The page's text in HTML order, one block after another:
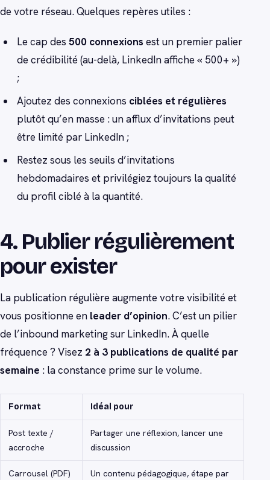
de votre réseau. Quelques repères utiles :
Le cap des 500 connexions est un premier palier
de crédibilité (au-delà, LinkedIn affiche « 500+ »)
;
Ajoutez des connexions ciblées et régulières
plutôt qu’en masse : un afflux d’invitations peut
être limité par LinkedIn ;
Restez sous les seuils d’invitations
hebdomadaires et privilégiez toujours la qualité
du profil ciblé à la quantité.
4. Publier régulièrement
pour exister
La publication régulière augmente votre visibilité et
vous positionne en leader d’opinion. C’est un pilier
de l’inbound marketing sur LinkedIn. À quelle
fréquence ? Visez 2 à 3 publications de qualité par
semaine : la constance prime sur le volume.
Format Idéal pour
Post texte /
accroche
Partager une réflexion, lancer une
discussion
Carrousel (PDF)
Un contenu pédagogique, étape par